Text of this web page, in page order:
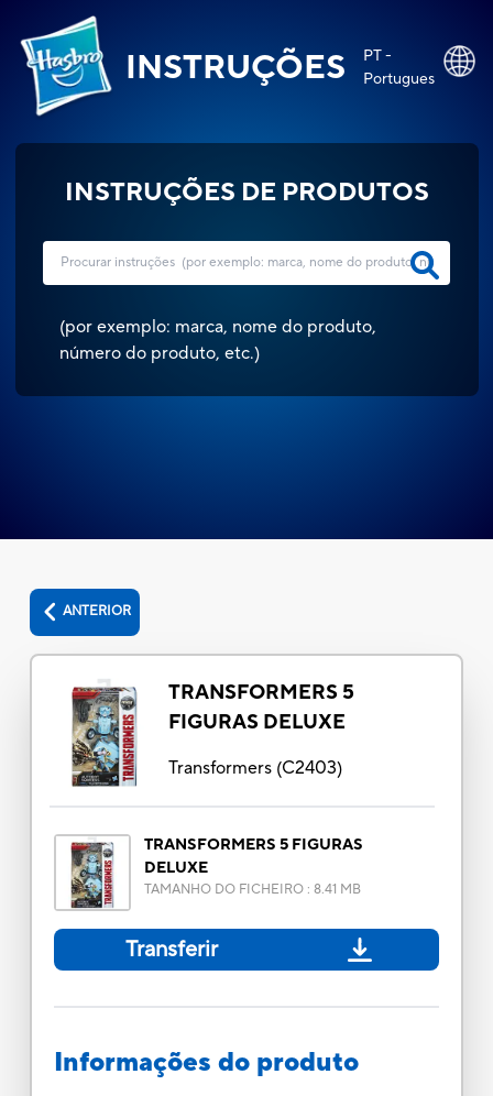
INSTRUÇÕES
PT -
Portugues
INSTRUÇÕES DE PRODUTOS
(por exemplo: marca, nome do produto,
número do produto, etc.)
ANTERIOR
TRANSFORMERS 5
FIGURAS DELUXE
Transformers(C2403)
TRANSFORMERS 5 FIGURAS
DELUXE
TAMANHO DO FICHEIRO: 8.41 MB
Transferir
Informações do produto